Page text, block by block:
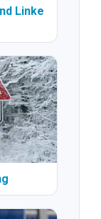
Linke